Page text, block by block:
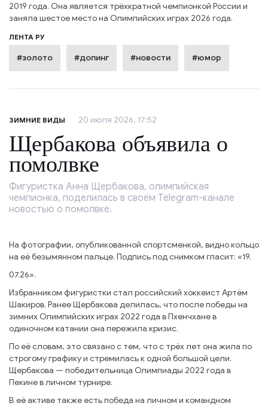
2019 года. Она является трёхкратной чемпионкой России и
заняла шестое место на Олимпийских играх 2026 года.
ЛЕНТА РУ
#золото #допинг #новости #юмор
ЗИМНИЕ ВИДЫ 20 июля 2026, 17:52
Щербакова объявила о
помолвке
Фигуристка Анна Щербакова, олимпийская
чемпионка, поделилась в своём Telegram-канале
новостью о помолвке.
На фотографии, опубликованной спортсменкой, видно кольцо
на её безымянном пальце. Подпись под снимком гласит: «19.
07.26».
Избранником фигуристки стал российский хоккеист Артём
Шакиров. Ранее Щербакова делилась, что после победы на
зимних Олимпийских играх 2022 года в Пхенчхане в
одиночном катании она пережила кризис.
По её словам, это связано с тем, что с трёх лет она жила по
строгому графику и стремилась к одной большой цели.
Щербакова — победительница Олимпиады 2022 года в
Пекине в личном турнире.
В её активе также есть победа на личном и командном